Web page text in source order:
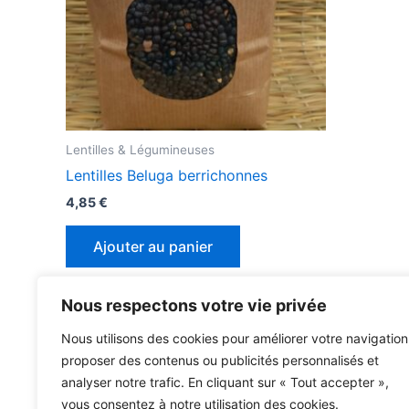
Nous respectons votre vie privée
Nous utilisons des cookies pour améliorer votre
proposer des contenus ou publicités personnalisés et
analyser notre trafic. En cliquant sur « Tout accepter »,
vous consentez à notre utilisation des cookies.
Lentilles & Légumineuses
Lentilles Beluga berrichonnes
4,85€
Ajouter au panier